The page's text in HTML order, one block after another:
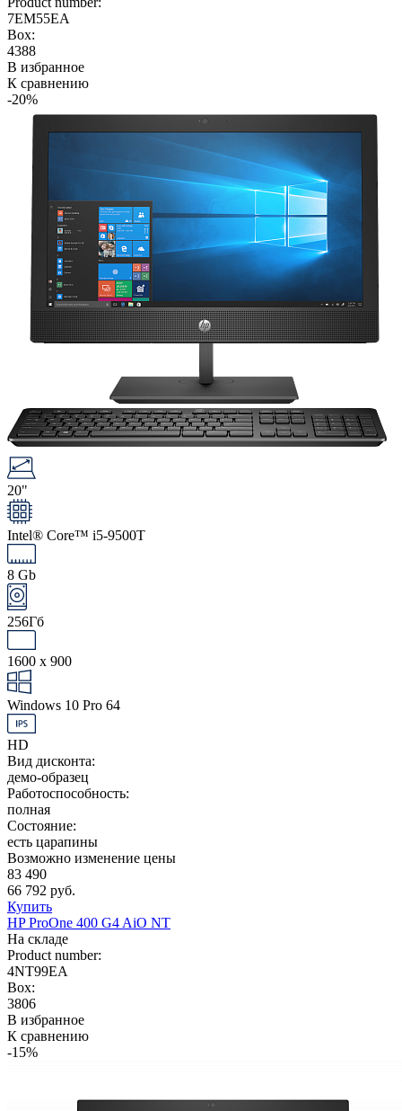
7EM55EA
Box:
4388
В избранное
К сравнению
-20%
20"
Intel® Core™ i5-9500T
8 Gb
256Гб
1600 x 900
Windows 10 Pro 64
HD
Вид дисконта:
демо-образец
Работоспособность:
полная
Состояние:
есть царапины
Возможно изменение цены
83 490
66 792 руб.
Купить
HP ProOne 400 G4 AiO NT
На складе
Product number:
4NT99EA
Box:
3806
В избранное
К сравнению
-15%